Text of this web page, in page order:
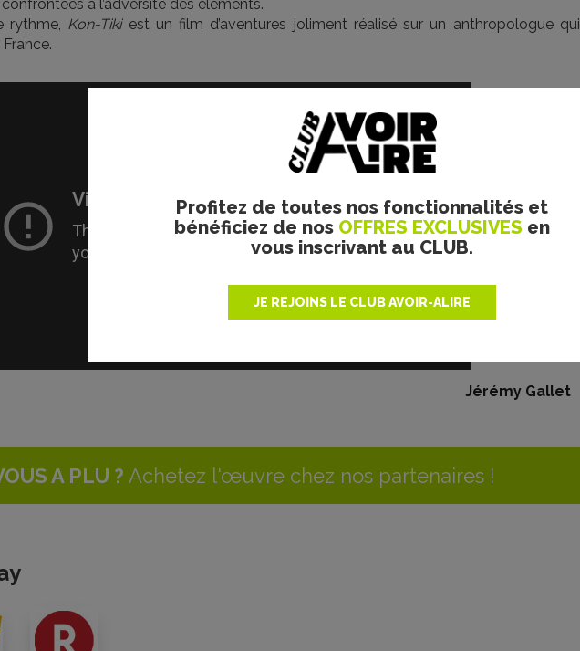
Profitez de toutes nos fonctionnalités et
bénéficiez de nos OFFRES EXCLUSIVES en
vous inscrivant au CLUB.
JE REJOINS LE CLUB AVOIR-ALIRE
à l’adversité des éléments.
rythme, Kon-Tikiest un film d’aventures joliment réalisé sur un anthropologue qui
Jérémy Gallet
A PLU ? Achetez l'œuvre chez nos partenaires !